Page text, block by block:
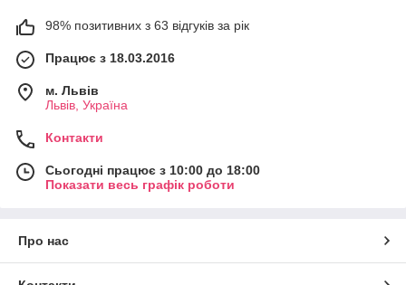
98% позитивних з 63 відгуків за рік
Працює з 18.03.2016
м. Львів
Львів, Україна
Контакти
Сьогодні працює з 10:00 до 18:00
Показати весь графік роботи
Про нас